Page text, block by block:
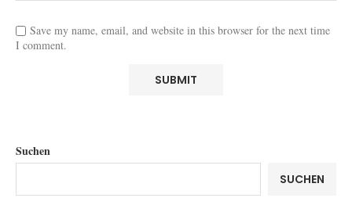
Save my name, email, and website in this browser for the next time
I comment.
Suchen
SUCHEN